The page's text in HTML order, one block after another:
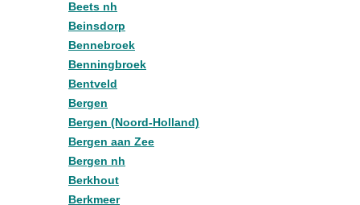
Beets nh
Beinsdorp
Bennebroek
Benningbroek
Bentveld
Bergen
Bergen (Noord-Holland)
Bergen aan Zee
Bergen nh
Berkhout
Berkmeer